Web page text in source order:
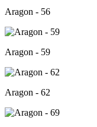
Aragon - 56
Aragon - 59
Aragon - 62